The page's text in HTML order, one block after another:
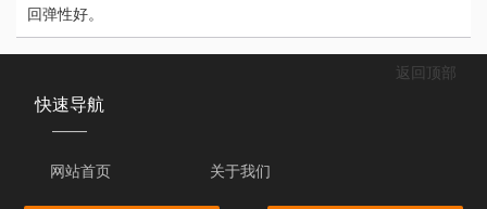
回弹性好。
返回顶部
快速导航
——
网站首页 关于我们